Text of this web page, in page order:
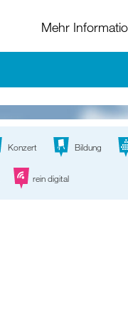
Mehr
Konzert Bildung
rein digital